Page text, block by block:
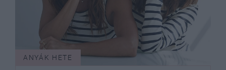
ANYÁK HETE